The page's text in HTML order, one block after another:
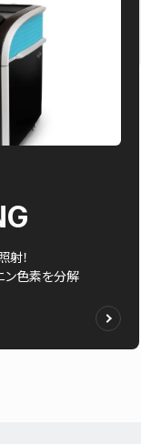
！
ン色素を分解